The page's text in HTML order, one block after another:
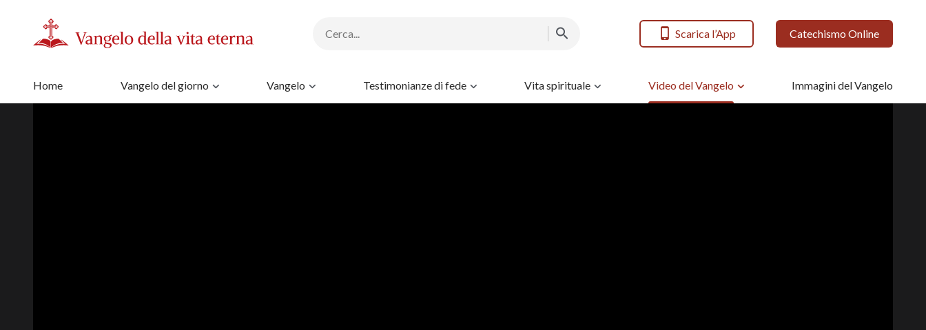
Scarica l’App Catechismo Online
Home Vangelo del giorno Vangelo Testimonianze di fede Vita spirituale Video del Vangelo Immagini del Vangelo